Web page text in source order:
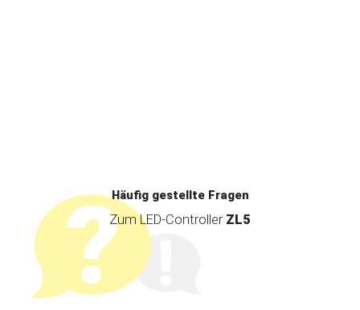
Häufig gestellte Fragen
Zum LED-Controller ZL5